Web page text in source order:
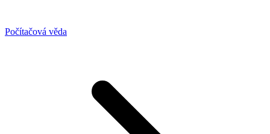
Počítačová věda